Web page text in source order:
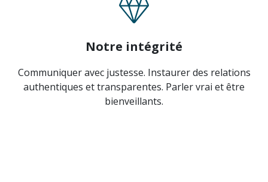
Notre intégrité
Communiquer avec justesse. Instaurer des relations
authentiques et transparentes. Parler vrai et être
bienveillants.